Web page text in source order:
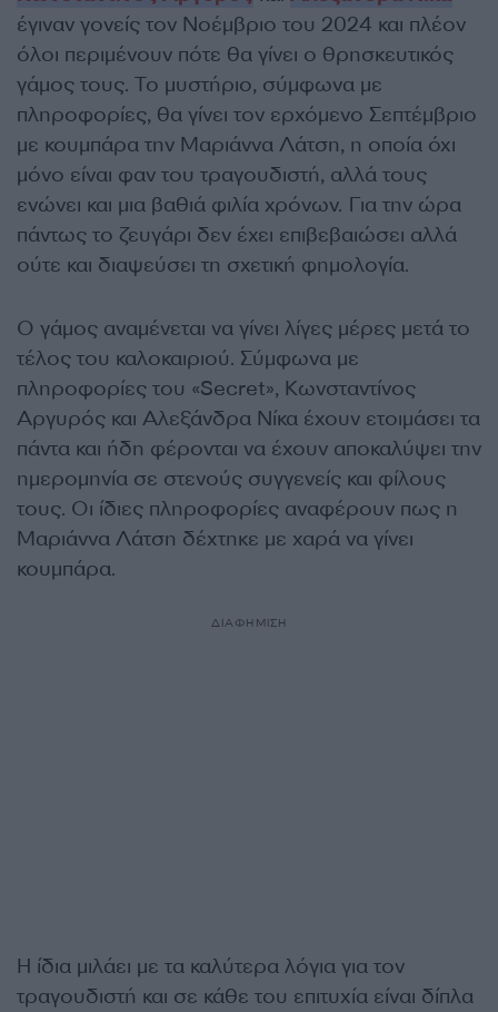
έγιναν γονείς τον Νοέμβριο του 2024 και πλέον
όλοι περιμένουν πότε θα γίνει ο θρησκευτικός
γάμος τους. Το μυστήριο, σύμφωνα με
πληροφορίες, θα γίνει τον ερχόμενο Σεπτέμβριο
με κουμπάρα την Μαριάννα Λάτση, η οποία όχι
µόνο είναι φαν του τραγουδιστή, αλλά τους
ενώνει και µια βαθιά φιλία χρόνων. Για την ώρα
πάντως το ζευγάρι δεν έχει επιβεβαιώσει αλλά
ούτε και διαψεύσει τη σχετική φημολογία.
Ο γάμος αναμένεται να γίνει λίγες μέρες μετά το
τέλος του καλοκαιριού. Σύµφωνα µε
πληροφορίες του «Secret», Κωνσταντίνος
Αργυρός και Αλεξάνδρα Νίκα έχουν ετοιμάσει τα
πάντα και ήδη φέρονται να έχουν αποκαλύψει την
ημερομηνία σε στενούς συγγενείς και φίλους
τους. Οι ίδιες πληροφορίες αναφέρουν πως η
Μαριάννα Λάτση δέχτηκε με χαρά να γίνει
κουμπάρα.
ΔΙΑΦΗΜΙΣΗ
Η ίδια µιλάει µε τα καλύτερα λόγια για τον
τραγουδιστή και σε κάθε του επιτυχία είναι δίπλα